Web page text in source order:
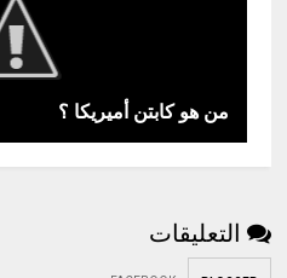
من هو كابتن أميريكا ؟
التعليقات